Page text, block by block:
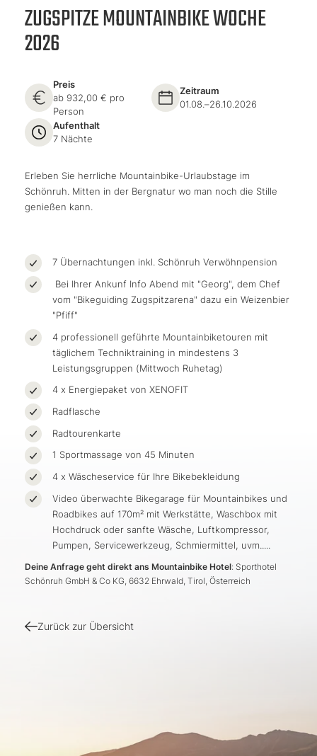
ZUGSPITZE MOUNTAINBIKE WOCHE
2026
Preis
ab 932,00 € pro
Person
Zeitraum
01.08.–26.10.2026
Aufenthalt
7 Nächte
Erleben Sie herrliche Mountainbike-Urlaubstage im
Schönruh. Mitten in der Bergnatur wo man noch die Stille
genießen kann.
7 Übernachtungen inkl. Schönruh Verwöhnpension
Bei Ihrer Ankunf Info Abend mit "Georg", dem Chef
vom "Bikeguiding Zugspitzarena" dazu ein Weizenbier
"Pfiff"
4 professionell geführte Mountainbiketouren mit
täglichem Techniktraining in mindestens 3
Leistungsgruppen (Mittwoch Ruhetag)
4 x Energiepaket von XENOFIT
Radflasche
Radtourenkarte
1 Sportmassage von 45 Minuten
4 x Wäscheservice für Ihre Bikebekleidung
Video überwachte Bikegarage für Mountainbikes und
Roadbikes auf 170m² mit Werkstätte, Waschbox mit
Hochdruck oder sanfte Wäsche, Luftkompressor,
Pumpen, Servicewerkzeug, Schmiermittel, uvm.....
Deine Anfrage geht direkt ans Mountainbike Hotel: Sporthotel
Schönruh GmbH & Co KG, 6632 Ehrwald, Tirol, Österreich
Zurück zur Übersicht